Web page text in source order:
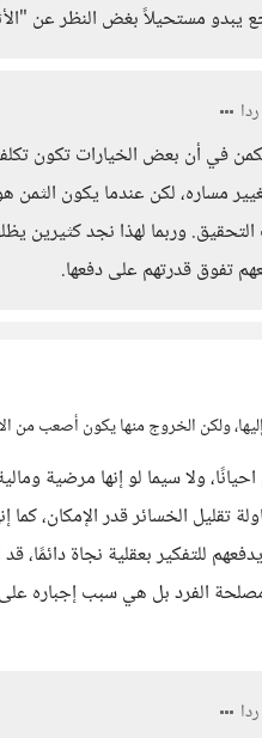
يبدو مستحيلاً بغض النظر عن
في أن بعض الخيارات تكون
مساره، لكن عندما يكون
وربما لهذا نجد كثيرين
تفوق قدرتهم على دفعها.
ولكن الخروج منها يكون أصعب من
ولا سيما لو إنها مرضية
تقليل الخسائر قدر الإمكان،
للتفكير بعقلية نجاة دائمًا،
الفرد بل هي سبب إجباره